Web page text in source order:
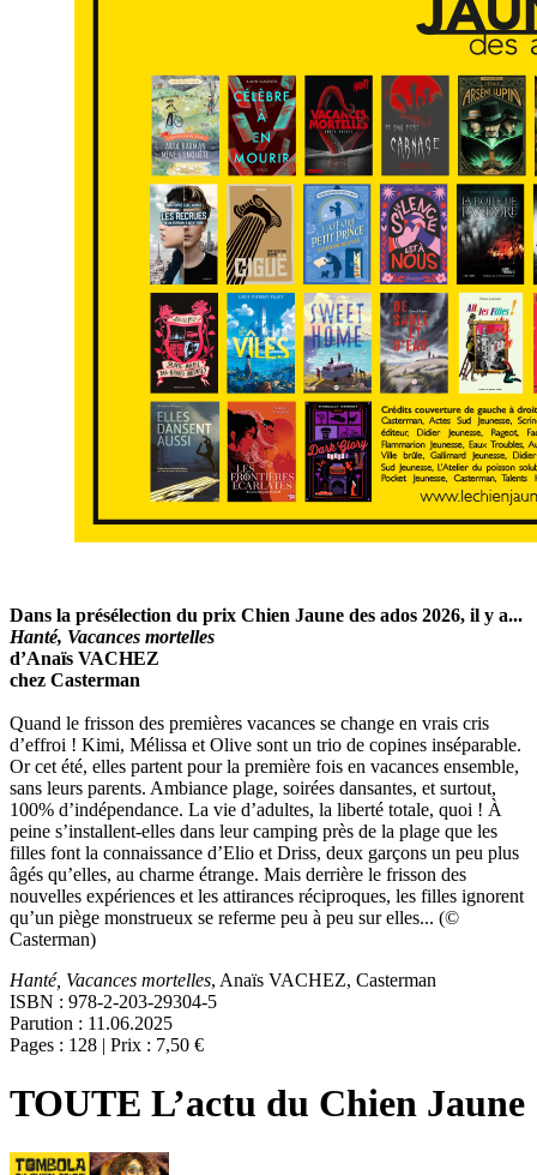
Dans la présélection du prix Chien Jaune des ados 2026, il y a...
Hanté, Vacances mortelles
d’Anaïs VACHEZ
chez Casterman
Quand le frisson des premières vacances se change en vrais cris
d’effroi ! Kimi, Mélissa et Olive sont un trio de copines inséparable.
Or cet été, elles partent pour la première fois en vacances ensemble,
sans leurs parents. Ambiance plage, soirées dansantes, et surtout,
100% d’indépendance. La vie d’adultes, la liberté totale, quoi ! À
peine s’installent-elles dans leur camping près de la plage que les
filles font la connaissance d’Elio et Driss, deux garçons un peu plus
âgés qu’elles, au charme étrange. Mais derrière le frisson des
nouvelles expériences et les attirances réciproques, les filles ignorent
qu’un piège monstrueux se referme peu à peu sur elles... (©
Casterman)
Hanté, Vacances mortelles, Anaïs VACHEZ, Casterman
ISBN : 978-2-203-29304-5
Parution : 11.06.2025
Pages : 128 | Prix : 7,50 €
TOUTE L’actu du Chien Jaune